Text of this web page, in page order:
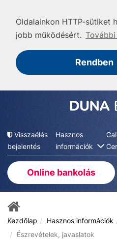
Oldalainkon HTTP-sütiket
jobb működésért.
Rendben
Visszaélés
bejelentés
Hasznos
információk
Online bankolás
Kezdőlap Hasznos információk
Észrevételek, javaslatok